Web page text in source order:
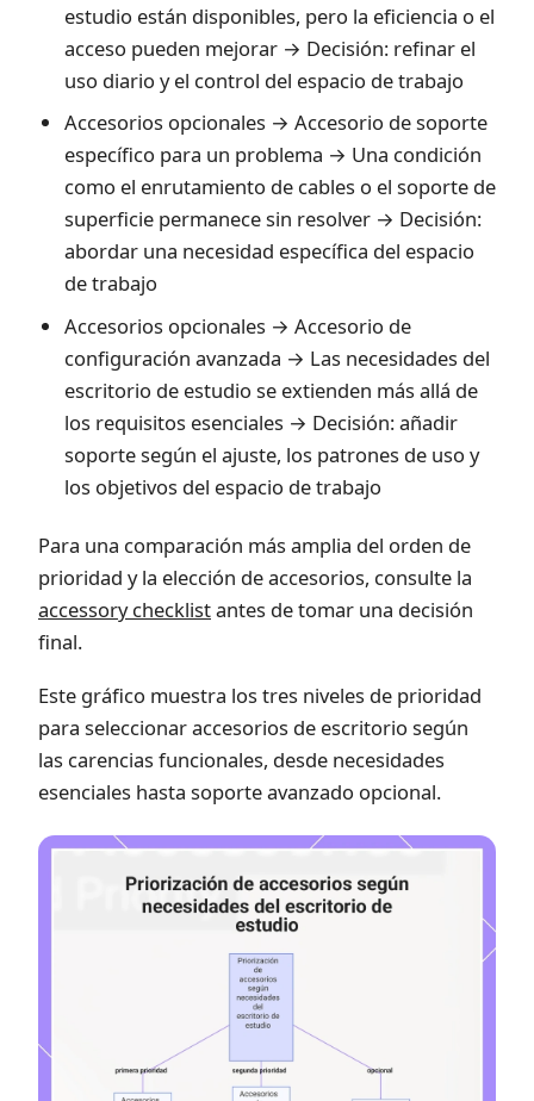
estudio están disponibles, pero la eficiencia o el
acceso pueden mejorar → Decisión: refinar el
uso diario y el control del espacio de trabajo
Accesorios opcionales → Accesorio de soporte
específico para un problema → Una condición
como el enrutamiento de cables o el soporte de
superficie permanece sin resolver → Decisión:
abordar una necesidad específica del espacio
de trabajo
Accesorios opcionales → Accesorio de
configuración avanzada → Las necesidades del
escritorio de estudio se extienden más allá de
los requisitos esenciales → Decisión: añadir
soporte según el ajuste, los patrones de uso y
los objetivos del espacio de trabajo
Para una comparación más amplia del orden de
prioridad y la elección de accesorios, consulte la
accessory checklistantes de tomar una decisión
final.
Este gráfico muestra los tres niveles de prioridad
para seleccionar accesorios de escritorio según
las carencias funcionales, desde necesidades
esenciales hasta soporte avanzado opcional.